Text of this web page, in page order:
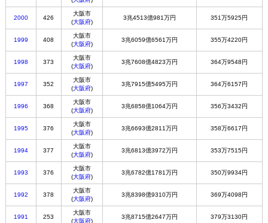
2000 426
大阪市
(大阪府)
3兆4513億981万円 351万5925円
1999 408
大阪市
(大阪府)
3兆6059億6561万円 355万4220円
1998 373
大阪市
(大阪府)
3兆7608億4823万円 364万9548円
1997 352
大阪市
(大阪府)
3兆7915億5495万円 364万6157円
1996 368
大阪市
(大阪府)
3兆6858億1064万円 356万3432円
1995 376
大阪市
(大阪府)
3兆6693億2811万円 358万6617円
1994 377
大阪市
(大阪府)
3兆6813億3972万円 353万7515円
1993 376
大阪市
(大阪府)
3兆6782億1781万円 350万9934円
1992 378
大阪市
(大阪府)
3兆8398億9310万円 369万4098円
1991 253
大阪市
(大阪府)
3兆8715億2647万円 379万3130円